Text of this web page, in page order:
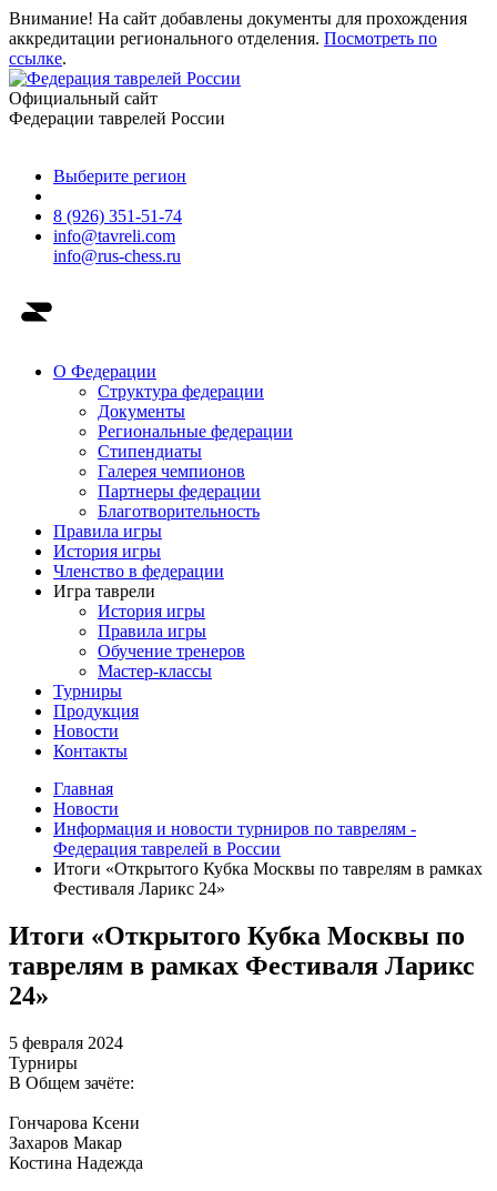
Внимание! На сайт добавлены документы для прохождения
аккредитации регионального отделения. Посмотреть по
ссылке.
Официальный сайт
Федерации таврелей России
Выберите регион
8 (926) 351-51-74
info@tavreli.com
info@rus-chess.ru
О Федерации
Структура федерации
Документы
Региональные федерации
Стипендиаты
Галерея чемпионов
Партнеры федерации
Благотворительность
Правила игры
История игры
Членство в федерации
Игра таврели
История игры
Правила игры
Обучение тренеров
Мастер-классы
Турниры
Продукция
Новости
Контакты
Главная
Новости
Информация и новости турниров по таврелям -
Федерация таврелей в России
Итоги «Открытого Кубка Москвы по таврелям в рамках
Фестиваля Ларикс 24»
Итоги «Открытого Кубка Москвы по
таврелям в рамках Фестиваля Ларикс
24»
5 февраля 2024
Турниры
В Общем зачёте:
Гончарова Ксени
Захаров Макар
Костина Надежда